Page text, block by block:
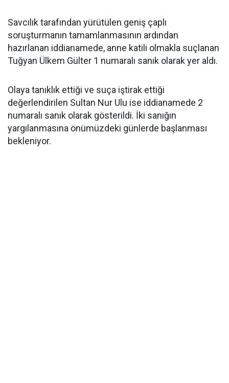
Savcılık tarafından yürütülen geniş çaplı
soruşturmanın tamamlanmasının ardından
hazırlanan iddianamede, anne katili olmakla suçlanan
Tuğyan Ülkem Gülter 1 numaralı sanık olarak yer aldı.
Olaya tanıklık ettiği ve suça iştirak ettiği
değerlendirilen Sultan Nur Ulu ise iddianamede 2
numaralı sanık olarak gösterildi. İki sanığın
yargılanmasına önümüzdeki günlerde başlanması
bekleniyor.